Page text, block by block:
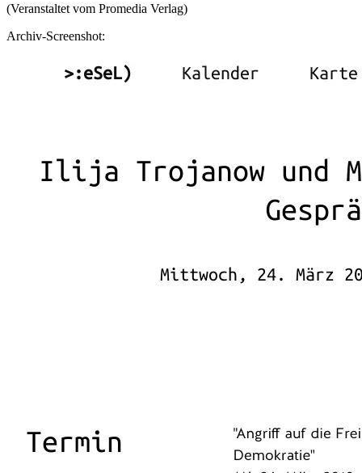
(Veranstaltet vom Promedia Verlag)
Archiv-Screenshot: